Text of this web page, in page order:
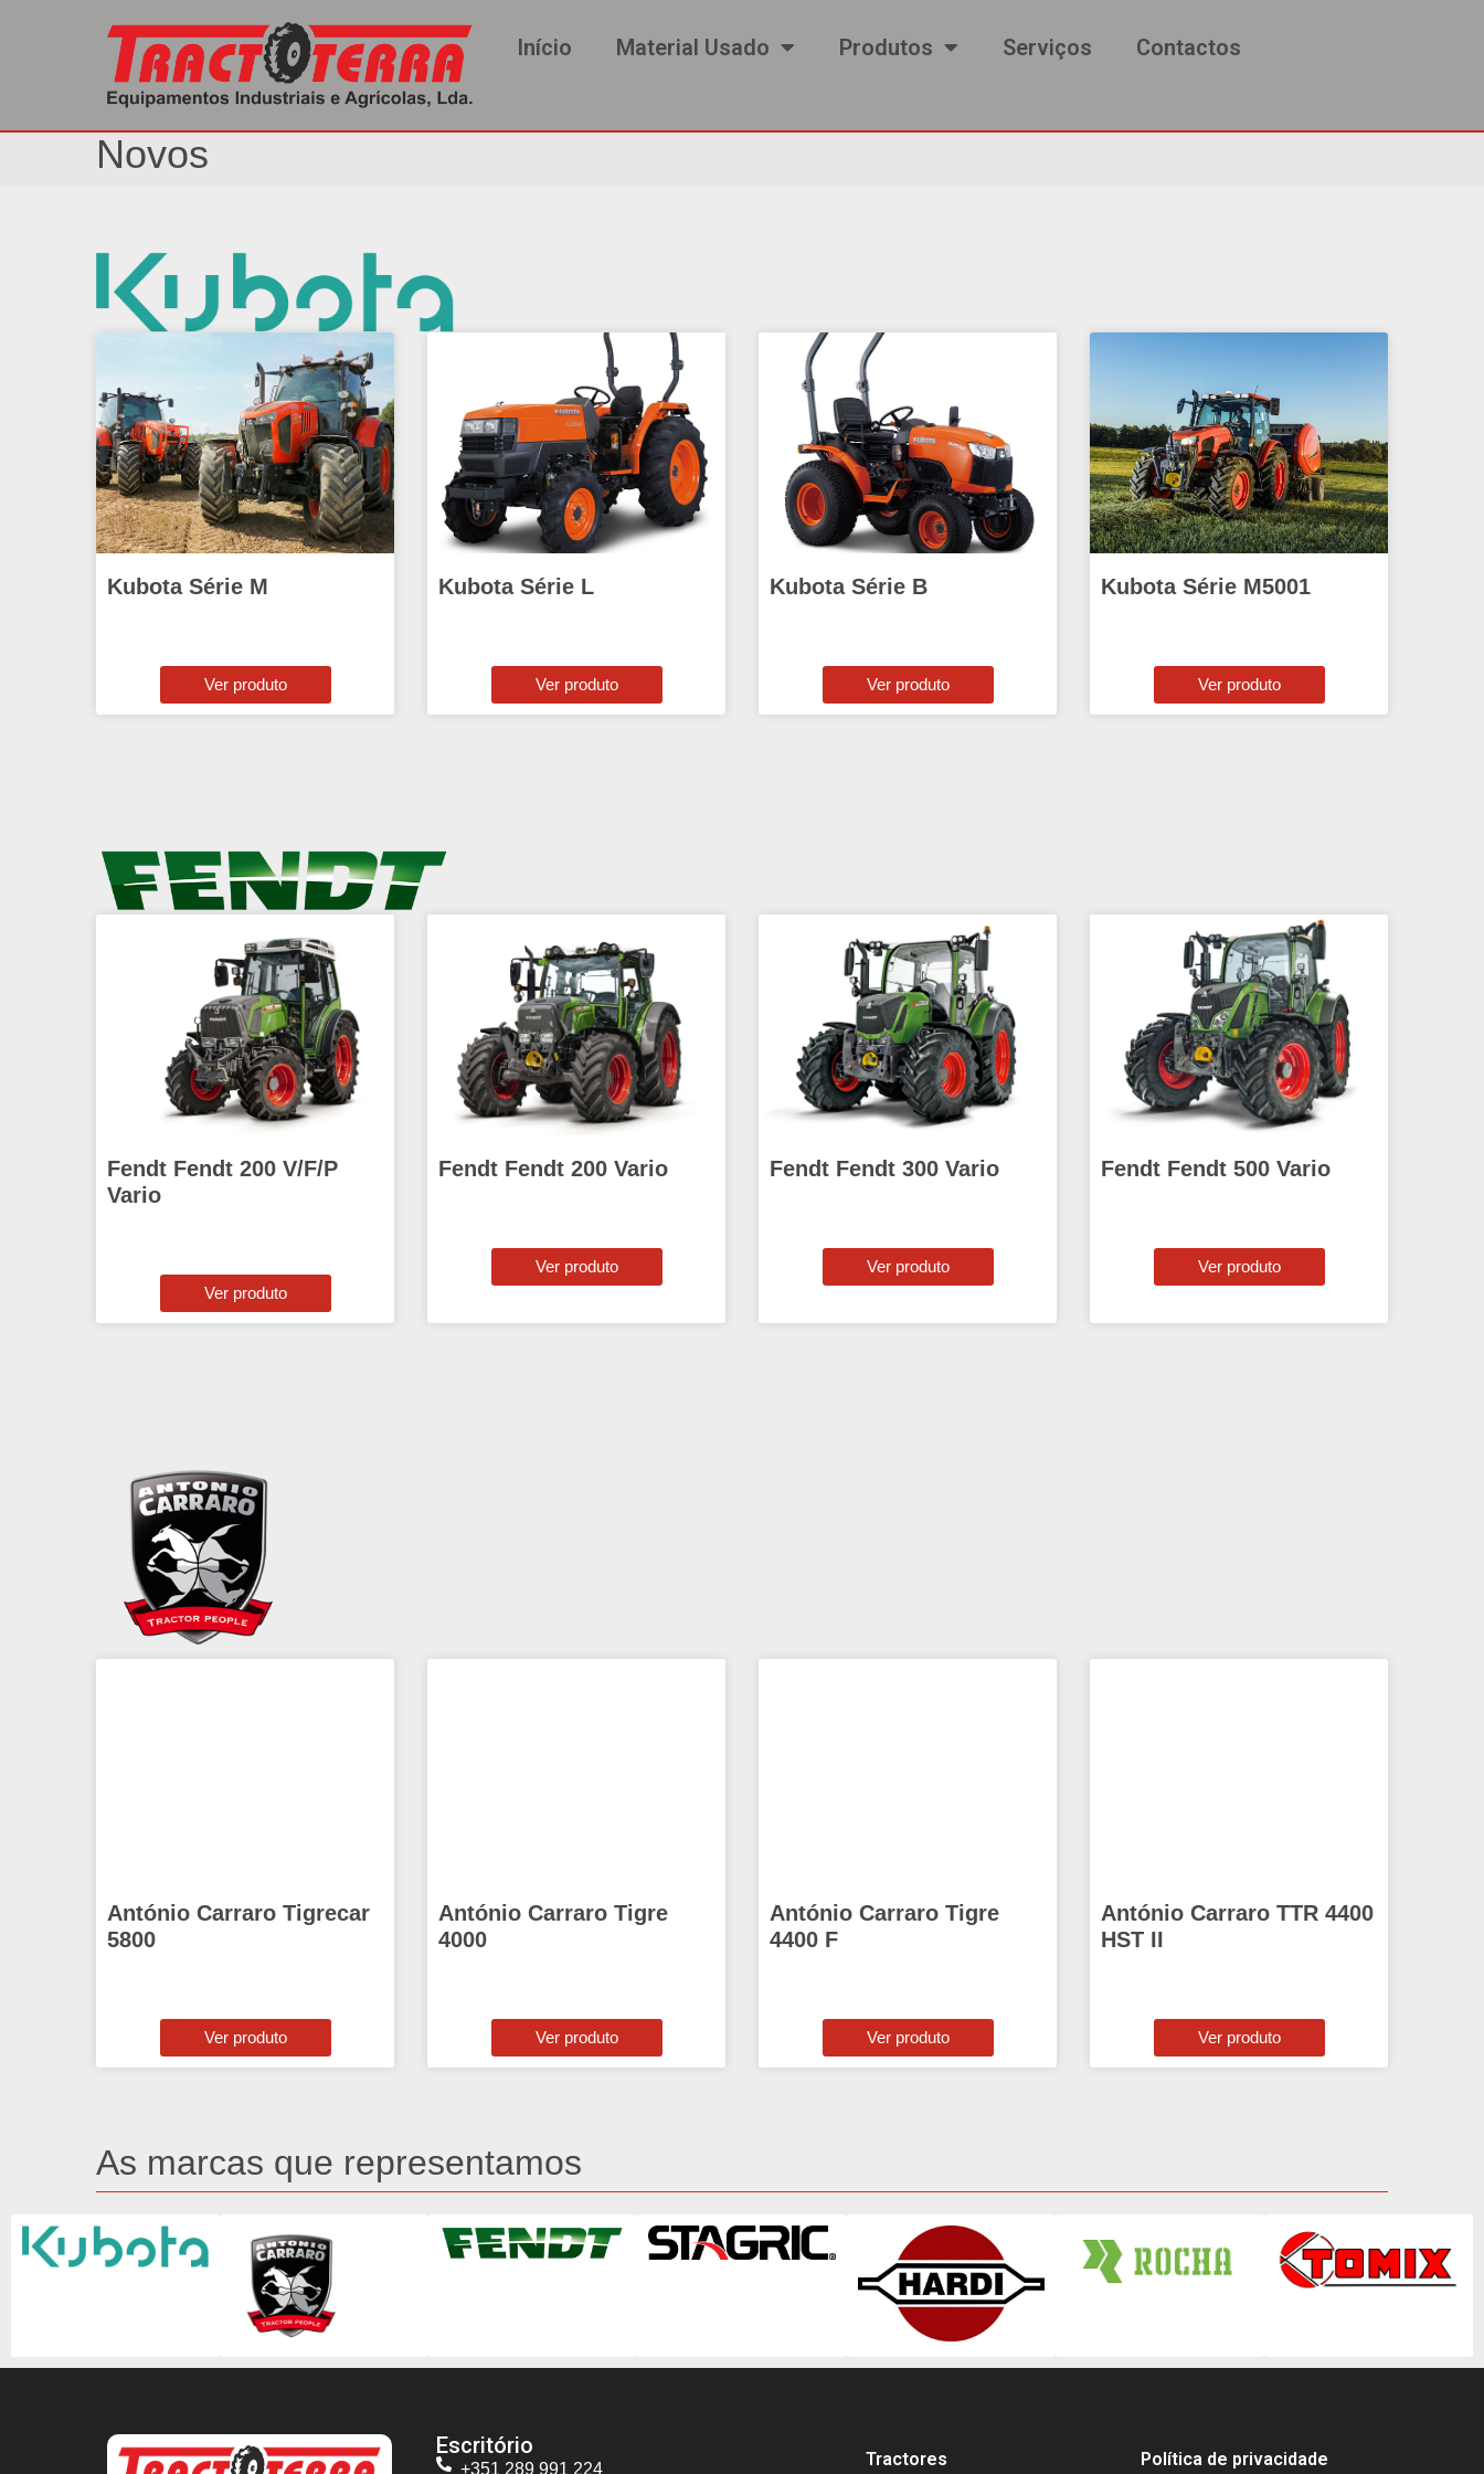
Início Material Usado Produtos Serviços Contactos
Novos
Kubota Série M
Ver produto
Kubota Série L
Ver produto
Kubota Série B
Ver produto
Kubota Série M5001
Ver produto
Fendt Fendt 200 V/F/P
Vario
Ver produto
Fendt Fendt 200 Vario
Ver produto
Fendt Fendt 300 Vario
Ver produto
Fendt Fendt 500 Vario
Ver produto
António Carraro Tigrecar
5800
Ver produto
António Carraro Tigre
4000
Ver produto
António Carraro Tigre
4400 F
Ver produto
António Carraro TTR 4400
HST II
Ver produto
As marcas que representamos
Escritório
+351 289 991 224 Tractores Política de privacidade